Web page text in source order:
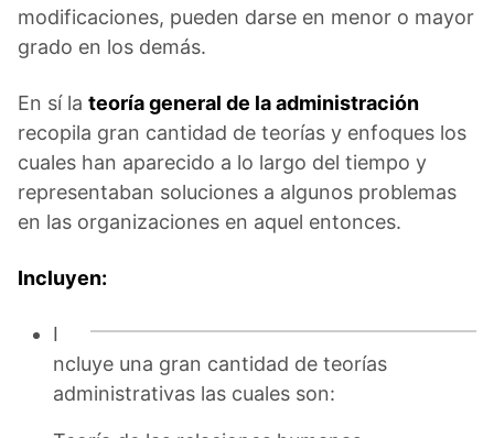
modificaciones, pueden darse en menor o mayor
grado en los demás.
En sí la teoría general de la administración
recopila gran cantidad de teorías y enfoques los
cuales han aparecido a lo largo del tiempo y
representaban soluciones a algunos problemas
en las organizaciones en aquel entonces.
Incluyen:
I
ncluye una gran cantidad de teorías
administrativas las cuales son: